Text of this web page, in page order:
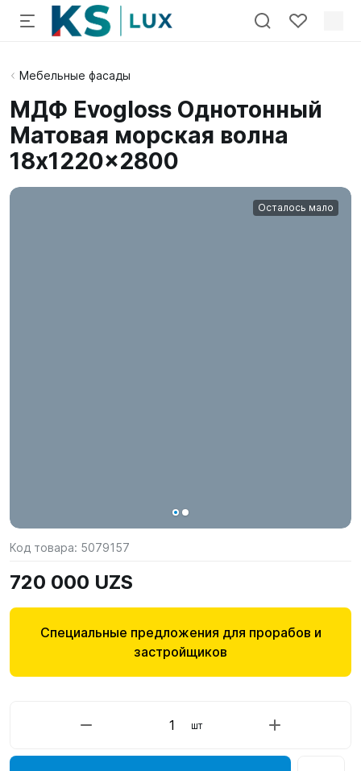
Мебельные фасады
МДФ Evogloss Однотонный
Матовая морская волна
18x1220x2800
Осталось мало
Код товара: 5079157
720 000 UZS
Специальные предложения для прорабов и
застройщиков
шт